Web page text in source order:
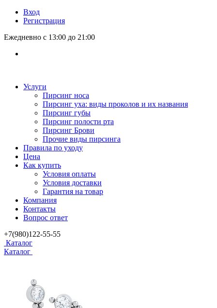
Вход
Регистрация
Ежедневно с 13:00 до 21:00
Услуги
Пирсинг носа
Пирсинг уха: виды проколов и их названия
Пирсинг губы
Пирсинг полости рта
Пирсинг Брови
Прочие виды пирсинга
Правила по уходу
Цена
Как купить
Условия оплаты
Условия доставки
Гарантия на товар
Компания
Контакты
Вопрос ответ
+7(980)122-55-55
Каталог
Каталог